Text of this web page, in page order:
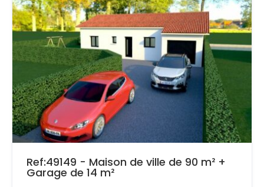
Ref:49149 - Maison de ville de 90 m² +
Garage de 14 m²